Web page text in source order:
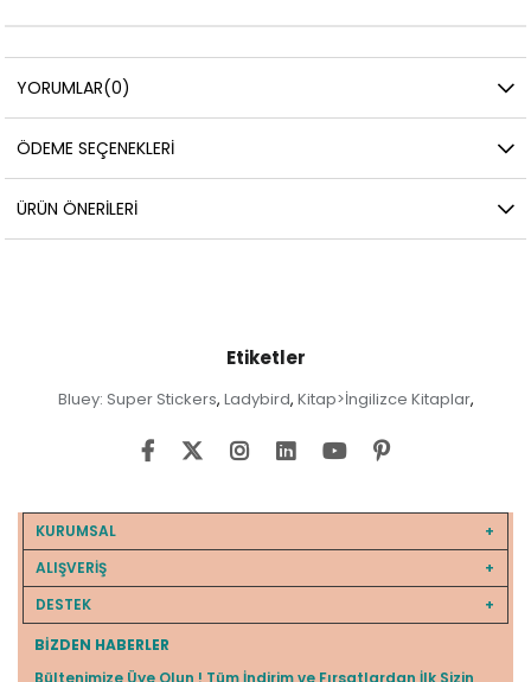
YORUMLAR(0)
ÖDEME SEÇENEKLERI
ÜRÜN ÖNERILERI
Etiketler
Bluey: Super Stickers, Ladybird, Kitap>İngilizce Kitaplar,
KURUMSAL
ALIŞVERİŞ
DESTEK
BIZDEN HABERLER